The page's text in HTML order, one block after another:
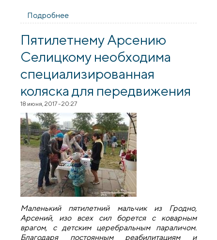
Подробнее
«Соберем детей в школу вместе» более
двуxсот детей получили помощь
Пятилетнему Арсению
Селицкому необходима
специализированная
коляска для передвижения
18 июня, 2017 - 20:27
Маленький пятилетний мальчик из Гродно,
Арсений, изо всех сил борется с коварным
врагом, с детским церебральным параличом.
Благодаря постоянным реабилитациям и